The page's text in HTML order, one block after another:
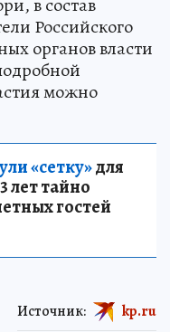
в состав
Российского
органов власти
можно
«сетку»для
лет тайно
гостей
Источник: kp.ru